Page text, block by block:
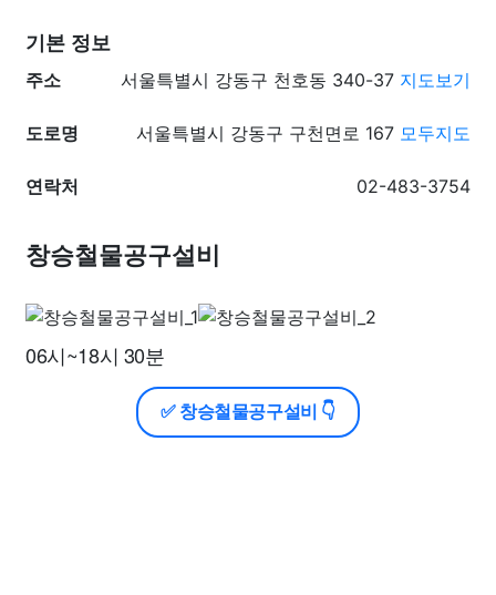
기본 정보
주소
서울특별시 강동구 천호동 340-37 지도보기
도로명 서울특별시 강동구 구천면로 167 모두지도
연락처 02-483-3754
창승철물공구설비
06시~18시 30분
✅ 창승철물공구설비 👇